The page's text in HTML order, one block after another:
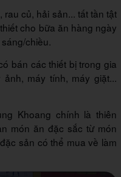
rau củ, hải sản... tất tần tật
cho bữa ăn hàng ngày
chiều.
bán các thiết bị trong gia
máy tính, máy giặt...
Khoang chính là thiên
món ăn đặc sắc từ món
sản có thể mua về làm